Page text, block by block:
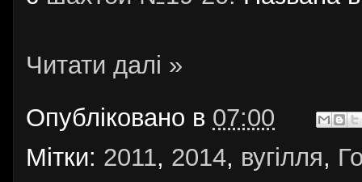
Читати далі »
Опубліковано в 07:00
Мітки: 2011, 2014, вугілля,